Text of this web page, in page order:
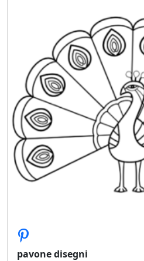
pavone disegni